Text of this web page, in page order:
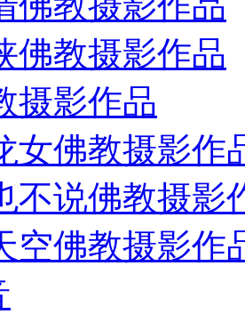
佛教摄影作品
摄影作品
女佛教摄影作
不说佛教摄影
空佛教摄影作